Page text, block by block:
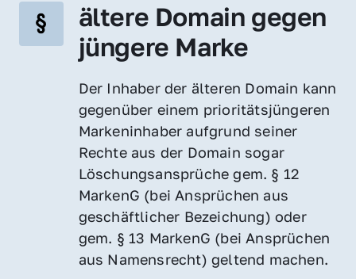
ältere Domain gegen
jüngere Marke
Der Inhaber der älteren Domain kann
gegenüber einem prioritätsjüngeren
Markeninhaber aufgrund seiner
Rechte aus der Domain sogar
Löschungsansprüche gem. § 12
MarkenG (bei Ansprüchen aus
geschäftlicher Bezeichung) oder
gem. § 13 MarkenG (bei Ansprüchen
aus Namensrecht) geltend machen.